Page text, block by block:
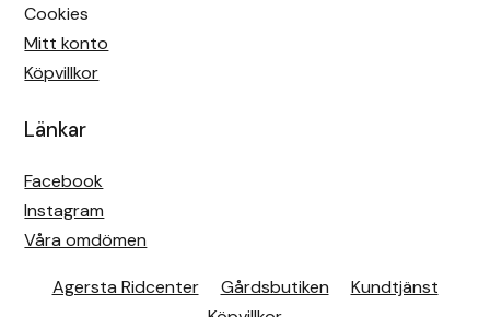
Cookies
Mitt konto
Köpvillkor
Länkar
Facebook
Instagram
Våra omdömen
Agersta Ridcenter Gårdsbutiken
Kundtjänst